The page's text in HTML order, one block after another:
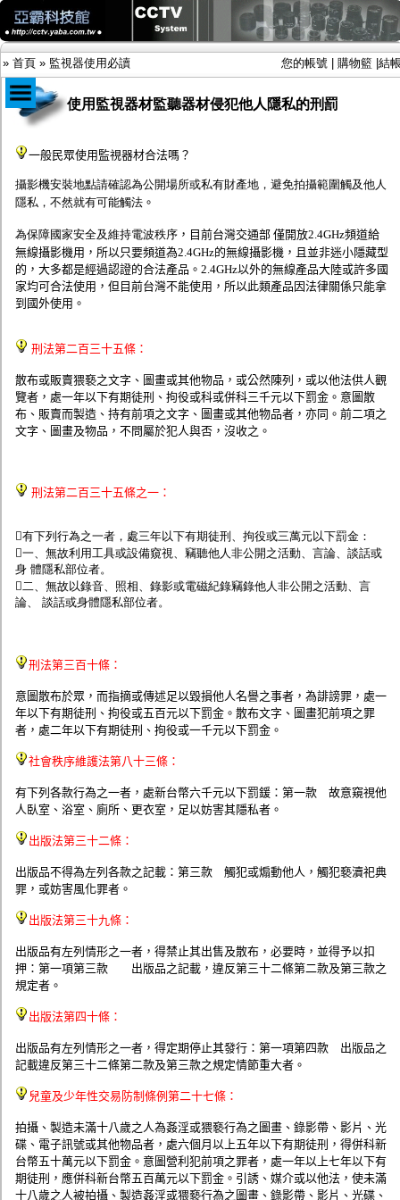
» 首頁 » 監視器使用必讀 您的帳號 購物籃 結
商品目錄
IP網路攝影機及錄放影機
AHD DVR數位錄放影機
AHD中小型紅外線攝影機(適用騎樓、室內外)
AHD防護罩型攝影機(適用屋外，紅外線照射
距離遠）
AHD特殊功能型攝影機
旋轉型攝影機.旋轉台
投光設備
防護罩及支架
多路攝影機單軸傳輸
監聽器.麥克風
網路設備
視訊轉換設備
分配放大器
懶人線.同軸線.花線
線頭.插座.延長線.HDMI線
集線盒.防水盒.配線盒
變壓器.避雷器
轉接頭
電腦工業機殼
使用監視器材監聽器材侵犯他人隱私的刑罰
一般民眾使用監視器材合法嗎？
攝影機安裝地點請確認為公開場所或私有財產地，避免拍攝範圍觸及他人
隱私，不然就有可能觸法 。
為保障國家安全及維持電波秩序 ，目前台灣交通部 僅開放2.4GHz頻道給
無線攝影機用，所以只要頻道為2.4GHz的無線攝影機，且並非迷小隱藏型
的，大多都是經過認證的合法產品。2.4GHz以外的無線產品大陸或許多國
家均可合法使用，但目前台灣不能使用，所以此類產品因法律關係只能拿
到國外使用。
刑法第二百三十五條：
散布或販賣猥褻之文字、圖畫或其他物品，或公然陳列，或以他法供人觀
覽者，處一年以下有期徒刑、拘役或科或併科三千元以下罰金。意圖散
布、販賣而製造、持有前項之文字、圖畫或其他物品者，亦同。前二項之
文字、圖畫及物品，不問屬於犯人與否，沒收之。
刑法第二百三十五條之一：
有下列行為之一者，處三年以下有期徒刑、拘役或三萬元以下罰金：
一、無故利用工具或設備窺視、竊聽他人非公開之活動、言論、談話或
身 體隱私部位者。
二、無故以錄音、照相、錄影或電磁紀錄竊錄他人非公開之活動、言
論、 談話或身體隱私部位者。
刑法第三百十條：
意圖散布於眾，而指摘或傳述足以毀損他人名譽之事者，為誹謗罪，處一
年以下有期徒刑、拘役或五百元以下罰金。散布文字、圖畫犯前項之罪
者，處二年以下有期徒刑、拘役或一千元以下罰金。
社會秩序維護法第八十三條：
有下列各款行為之一者，處新台幣六千元以下罰鍰：第一款 故意窺視他
人臥室、浴室、廁所、更衣室，足以妨害其隱私者。
出版法第三十二條：
出版品不得為左列各款之記載：第三款 觸犯或煽動他人，觸犯褻瀆祀典
罪，或妨害風化罪者。
出版法第三十九條：
出版品有左列情形之一者，得禁止其出售及散布，必要時，並得予以扣
押：第一項第三款 出版品之記載，違反第三十二條第二款及第三款之
規定者。
出版法第四十條：
出版品有左列情形之一者，得定期停止其發行：第一項第四款 出版品之
記載違反第三十二條第二款及第三款之規定情節重大者。
兒童及少年性交易防制條例第二十七條：
拍攝、製造未滿十八歲之人為姦淫或猥褻行為之圖畫、錄影帶、影片、光
碟、電子訊號或其他物品者，處六個月以上五年以下有期徒刑，得併科新
台幣五十萬元以下罰金。意圖營利犯前項之罪者，處一年以上七年以下有
期徒刑，應併科新台幣五百萬元以下罰金。引誘、媒介或以他法，使未滿
十八歲之人被拍攝、製造姦淫或猥褻行為之圖畫、錄影帶、影片、光碟、